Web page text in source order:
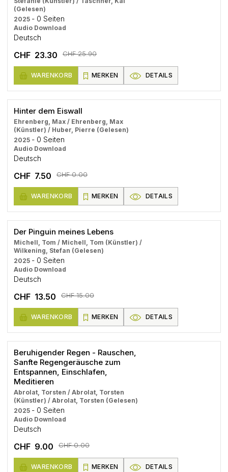
(Gelesen)
2025 - 0 Seiten
Audio Download
Deutsch
CHF 23.30 CHF 25.90
WARENKORB MERKEN DETAILS
Hinter dem Eiswall
Ehrenberg, Max / Ehrenberg, Max
(Künstler) / Huber, Pierre (Gelesen)
2025 - 0 Seiten
Audio Download
Deutsch
CHF 7.50 CHF 0.00
WARENKORB MERKEN DETAILS
Der Pinguin meines Lebens
Michell, Tom / Michell, Tom (Künstler) /
Wilkening, Stefan (Gelesen)
2025 - 0 Seiten
Audio Download
Deutsch
CHF 13.50 CHF 15.00
WARENKORB MERKEN DETAILS
Beruhigender Regen - Rauschen,
Sanfte Regengeräusche zum
Entspannen, Einschlafen,
Meditieren
Abrolat, Torsten / Abrolat, Torsten
(Künstler) / Abrolat, Torsten (Gelesen)
2025 - 0 Seiten
Audio Download
Deutsch
CHF 9.00 CHF 0.00
WARENKORB MERKEN DETAILS